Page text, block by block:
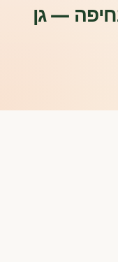
— גן